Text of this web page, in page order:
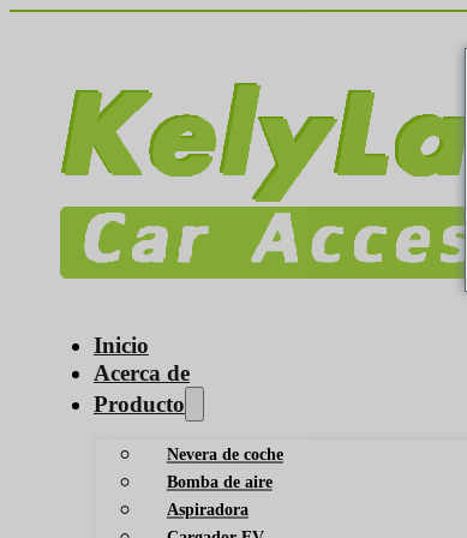
Inicio
Acerca de
Producto
Nevera de coche
Bomba de aire
Aspiradora